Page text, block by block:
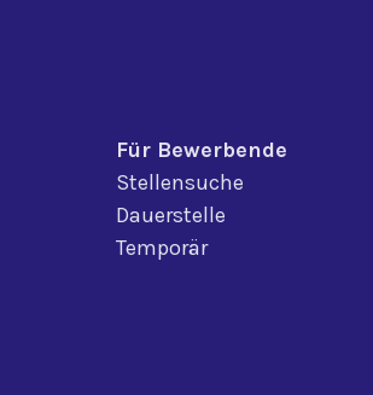
Für Bewerbende
Stellensuche
Dauerstelle
Temporär